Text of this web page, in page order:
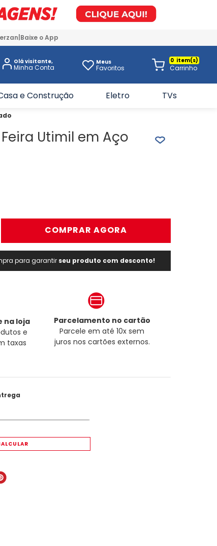
Baixe o App
Olá visitante, Meus
Favoritos
0
e Construção Eletro TVs
Utimil em Aço
COMPRAR AGORA
para garantir seu produto com desconto!
na loja
e
taxas
Parcelamento no cartão
Parcele em até 10x sem
juros nos cartões externos.